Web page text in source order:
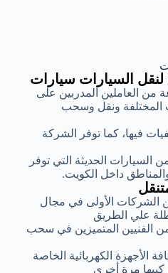
السيارات سيارات
من العاملين المدربين على
المختلفة ونقل وسحب
فيها، كما توفر الشركة
الحديثة التي توفر
داخل الكويت.
الشركات الأولى في مجال
علي الطريق
الفنيين المتميزين في سحب
الأجهزة الكهربائية الخاصة
مرة أخرى